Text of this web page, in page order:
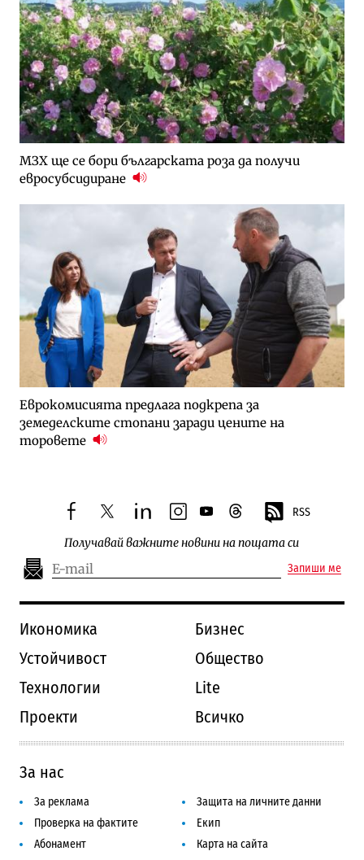
МЗХ ще се бори българската роза да получи
евросубсидиране
Еврокомисията предлага подкрепа за
земеделските стопани заради цените на
торовете
facebooktwitterlinkedininstagram
youtubethreads RSS
Получавай важните новини на пощата си
Запиши ме
Икономика
Бизнес
Устойчивост
Общество
Технологии
Lite
Проекти
Всичко
За нас
За реклама
Защита на личните данни
Проверка на фактите
Екип
Абонамент
Карта на сайта